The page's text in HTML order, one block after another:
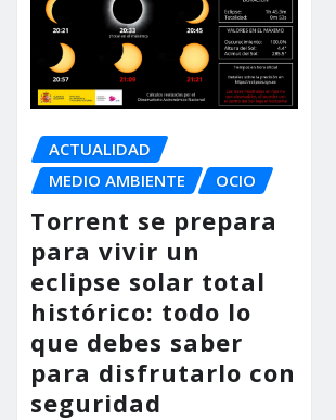
ACTUALIDAD
MEDIO AMBIENTE
OCIO
Torrent se prepara
para vivir un
eclipse solar total
histórico: todo lo
que debes saber
para disfrutarlo con
seguridad